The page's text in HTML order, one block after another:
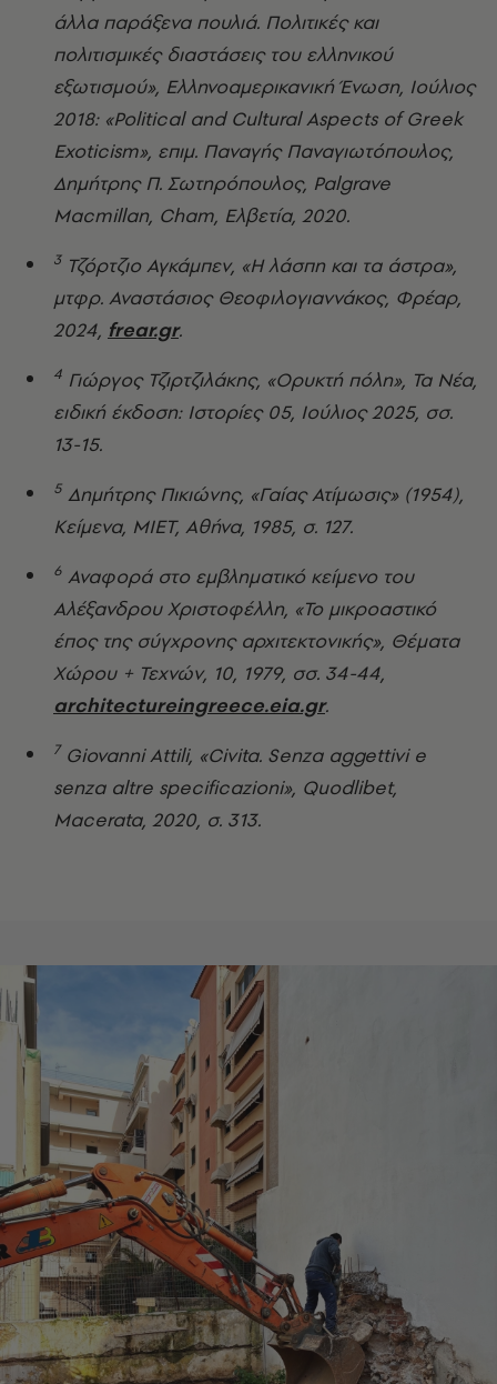
άλλα παράξενα πουλιά. Πολιτικές και
πολιτισμικές διαστάσεις του ελληνικού
εξωτισμού», Ελληνοαμερικανική Ένωση, Ιούλιος
2018: «Political and Cultural Aspects of Greek
Exoticism», επιμ. Παναγής Παναγιωτόπουλος,
Δημήτρης Π. Σωτηρόπουλος, Palgrave
Macmillan, Cham, Ελβετία, 2020.
3Τζόρτζιο Αγκάμπεν, «Η λάσπη και τα άστρα»,
μτφρ. Αναστάσιος Θεοφιλογιαννάκος, Φρέαρ,
2024, frear.gr.
4 Γιώργος Τζιρτζιλάκης, «Ορυκτή πόλη», Τα Νέα,
ειδική έκδοση: Ιστορίες 05, Ιούλιος 2025, σσ.
13-15.
5 Δημήτρης Πικιώνης, «Γαίας Ατίμωσις» (1954),
Κείμενα, ΜΙΕΤ, Αθήνα, 1985, σ. 127.
6 Αναφορά στο εμβληματικό κείμενο του
Αλέξανδρου Χριστοφέλλη, «Το μικροαστικό
έπος της σύγχρονης αρχιτεκτονικής», Θέματα
Χώρου + Τεχνών, 10, 1979, σσ. 34-44,
architectureingreece.eia.gr.
7Giovanni Attili, «Civita. Senza aggettivi e
senza altre specificazioni», Quodlibet,
Macerata, 2020, σ. 313.